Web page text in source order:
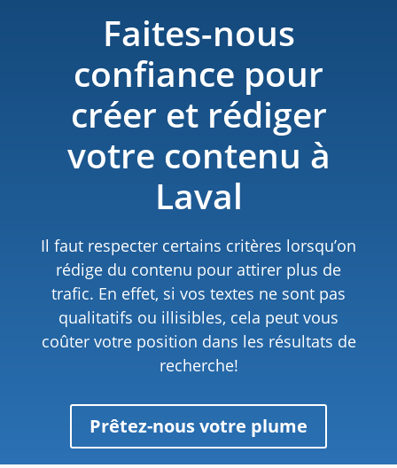
Faites-nous
confiance pour
créer et rédiger
votre contenu à
Laval
Il faut respecter certains critères lorsqu’on
rédige du contenu pour attirer plus de
trafic. En effet, si vos textes ne sont pas
qualitatifs ou illisibles, cela peut vous
coûter votre position dans les résultats de
recherche!
Prêtez-nous votre plume